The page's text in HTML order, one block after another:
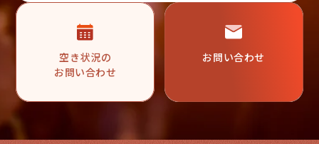
空き状況の
お問い合わせ
お問い合わせ